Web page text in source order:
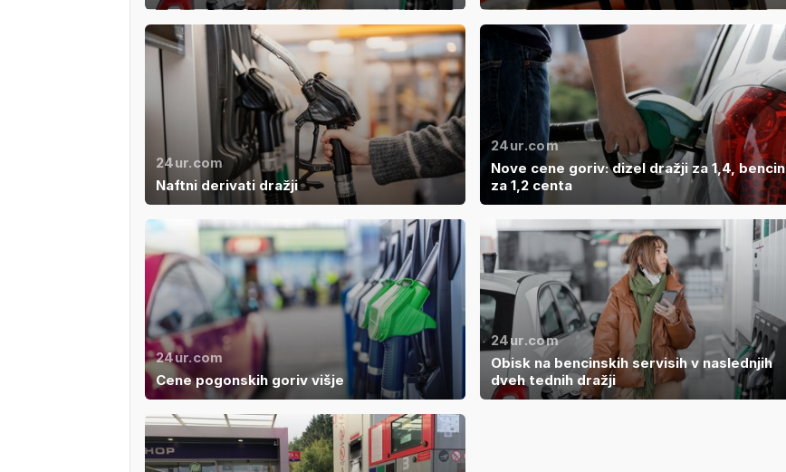
24ur.com
Naftni derivati dražji
24ur.com
Nove cene goriv: dizel dražji za 1,4, bencin
za 1,2 centa
24ur.com
Cene pogonskih goriv višje
24ur.com
Obisk na bencinskih servisih v naslednjih
dveh tednih dražji